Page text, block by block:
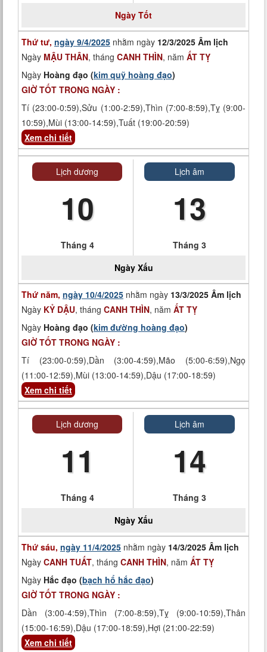
Ngày Tốt
Thứ tư, ngày 9/4/2025 nhằm ngày 12/3/2025 Âm lịch
Ngày MẬU THÂN, tháng CANH THÌN, năm ẤT TỴ
Ngày Hoàng đạo (kim quỹ hoàng đạo)
GIỜ TỐT TRONG NGÀY :
Tí (23:00-0:59),Sửu (1:00-2:59),Thìn (7:00-8:59),Tỵ (9:00-
10:59),Mùi (13:00-14:59),Tuất (19:00-20:59)
Xem chi tiết
Lịch dương
10
Tháng 4
Lịch âm
13
Tháng 3
Ngày Xấu
Thứ năm, ngày 10/4/2025 nhằm ngày 13/3/2025 Âm lịch
Ngày KỶ DẬU, tháng CANH THÌN, năm ẤT TỴ
Ngày Hoàng đạo (kim đường hoàng đạo)
GIỜ TỐT TRONG NGÀY :
Tí (23:00-0:59),Dần (3:00-4:59),Mão (5:00-6:59),Ngọ
(11:00-12:59),Mùi (13:00-14:59),Dậu (17:00-18:59)
Xem chi tiết
Lịch dương
11
Tháng 4
Lịch âm
14
Tháng 3
Ngày Xấu
Thứ sáu, ngày 11/4/2025 nhằm ngày 14/3/2025 Âm lịch
Ngày CANH TUẤT, tháng CANH THÌN, năm ẤT TỴ
Ngày Hắc đạo (bạch hổ hắc đạo)
GIỜ TỐT TRONG NGÀY :
Dần (3:00-4:59),Thìn (7:00-8:59),Tỵ (9:00-10:59),Thân
(15:00-16:59),Dậu (17:00-18:59),Hợi (21:00-22:59)
Xem chi tiết